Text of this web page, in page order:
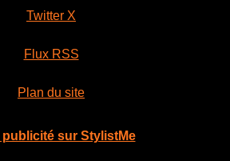
Twitter X
Flux RSS
Plan du site
publicité sur StylistMe